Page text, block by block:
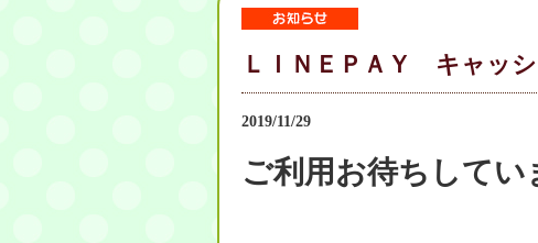
ＬＩＮＥＰＡＹ キャッ
2019/11/29
ご利用お待ちしてい